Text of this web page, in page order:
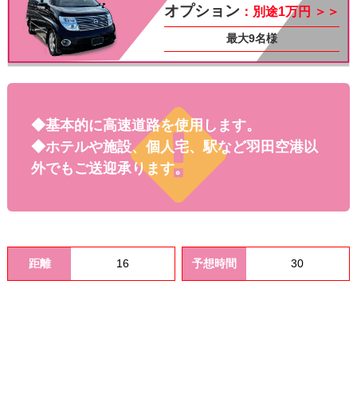
その他
料金
オプション ：別途1万円 ＞＞
最大9名様
◆基本的に高速道路を使用します。
◆ホテルや施設、個人宅、駅など羽田空港以
外でもご送迎承ります。
距離 16 予想時間 30